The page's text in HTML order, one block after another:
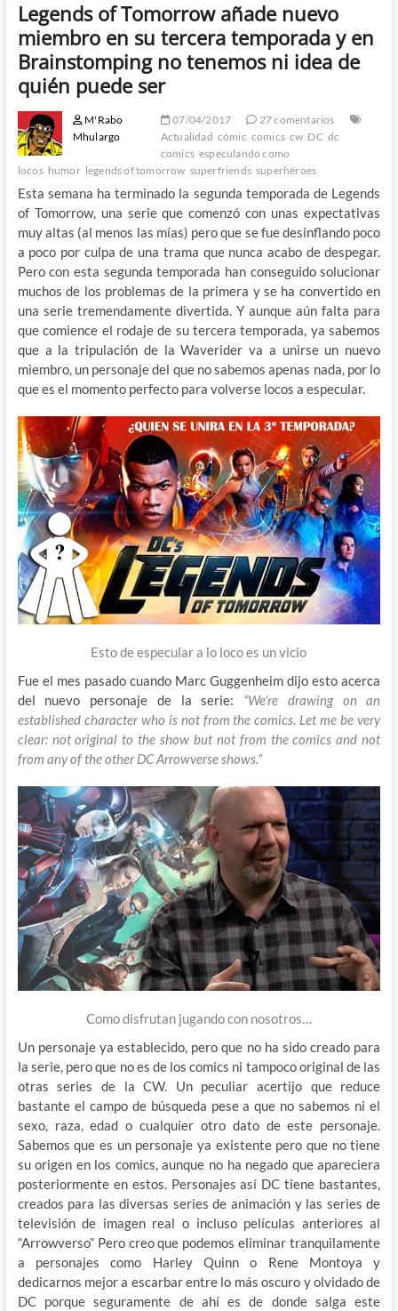
Legends of Tomorrow añade nuevo
miembro en su tercera temporada y en
Brainstomping no tenemos ni idea de
quién puede ser
M'Rabo
Mhulargo
07/04/2017
27 comentarios
Actualidad cómic comics cw DC dc
comics especulando como
locos humor legends of tomorrow superfriends superhéroes
Esta semana ha terminado la segunda temporada de Legends
of Tomorrow, una serie que comenzó con unas expectativas
muy altas (al menos las mías) pero que se fue desinflando poco
a poco por culpa de una trama que nunca acabo de despegar.
Pero con esta segunda temporada han conseguido solucionar
muchos de los problemas de la primera y se ha convertido en
una serie tremendamente divertida. Y aunque aún falta para
que comience el rodaje de su tercera temporada, ya sabemos
que a la tripulación de la Waverider va a unirse un nuevo
miembro, un personaje del que no sabemos apenas nada, por lo
que es el momento perfecto para volverse locos a especular.
Esto de especular a lo loco es un vicio
Fue el mes pasado cuando Marc Guggenheim dijo esto acerca
del nuevo personaje de la serie: “We’re drawing on an
established character who is not from the comics. Let me be very
clear: not original to the show but not from the comics and not
from any of the other DC Arrowverse shows.”
Como disfrutan jugando con nosotros…
Un personaje ya establecido, pero que no ha sido creado para
la serie, pero que no es de los comics ni tampoco original de las
otras series de la CW. Un peculiar acertijo que reduce
bastante el campo de búsqueda pese a que no sabemos ni el
sexo, raza, edad o cualquier otro dato de este personaje.
Sabemos que es un personaje ya existente pero que no tiene
su origen en los comics, aunque no ha negado que apareciera
posteriormente en estos. Personajes así DC tiene bastantes,
creados para las diversas series de animación y las series de
televisión de imagen real o incluso películas anteriores al
“Arrowverso” Pero creo que podemos eliminar tranquilamente
a personajes como Harley Quinn o Rene Montoya y
dedicarnos mejor a escarbar entre lo más oscuro y olvidado de
DC porque seguramente de ahí es de donde salga este